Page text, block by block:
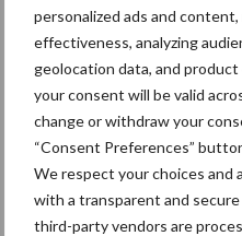
personalized ads and
effectiveness, analyzing
geolocation data, and
your consent will be valid
change or withdraw your
“Consent Preferences”
We respect your choices and
with a transparent and
third-party vendors are
Thema's
Coronavirus